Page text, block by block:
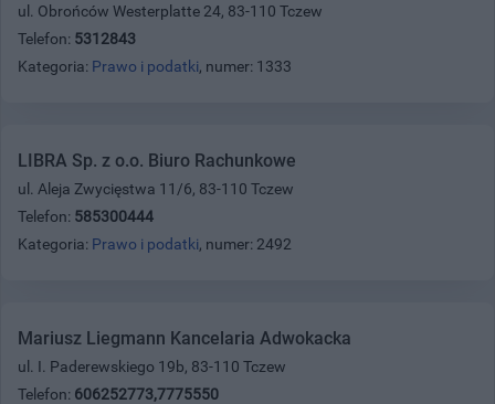
ul. Obrońców Westerplatte 24, 83-110 Tczew
Telefon: 5312843
Kategoria: Prawo i podatki, numer: 1333
LIBRA Sp. z o.o. Biuro Rachunkowe
ul. Aleja Zwycięstwa 11/6, 83-110 Tczew
Telefon: 585300444
Kategoria: Prawo i podatki, numer: 2492
Mariusz Liegmann Kancelaria Adwokacka
ul. I. Paderewskiego 19b, 83-110 Tczew
Telefon: 606252773,7775550